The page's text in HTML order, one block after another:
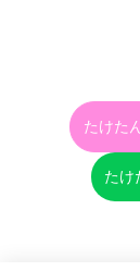
たけた
たけ